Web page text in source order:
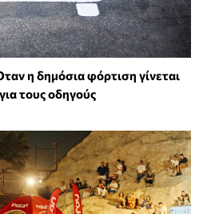
η δημόσια φόρτιση γίνεται
τους οδηγούς